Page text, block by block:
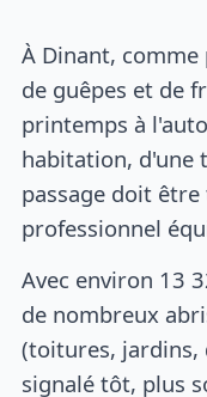
À Dinant,
de guêpes et de
printemps à
habitation, d'une
passage doit
professionnel
Avec environ 13
de nombreux
(toitures, jardins,
signalé tôt, plus